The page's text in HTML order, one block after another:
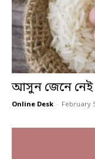
আসুন জেনে নেই
Online Desk - February